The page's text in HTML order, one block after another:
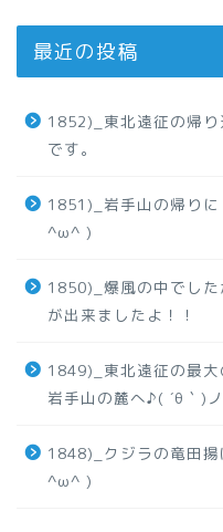
最近の投稿
1852)_東北遠征の帰
です。
1851)_岩手山の帰り
^ω^ )
1850)_爆風の中でし
が出来ましたよ！！
1849)_東北遠征の最
岩手山の麓へ♪( ´θ｀)ノ
1848)_クジラの竜田
^ω^ )